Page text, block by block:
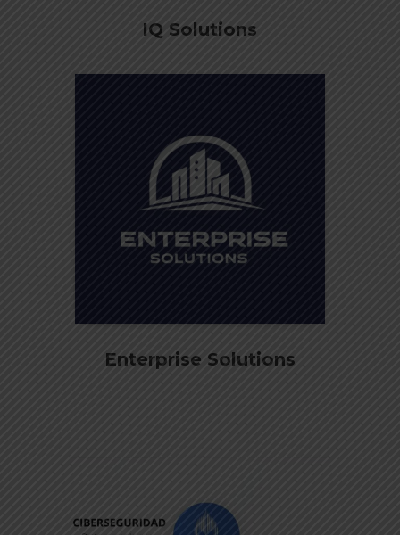
IQ Solutions
Enterprise Solutions